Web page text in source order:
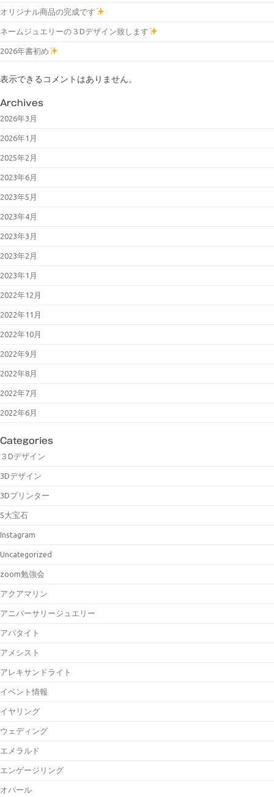
オリジナル商品の完成です
ネームジュエリーの３Dデザイン致します
2026年書初め
表示できるコメントはありません。
Archives
2026年3月
2026年1月
2025年2月
2023年6月
2023年5月
2023年4月
2023年3月
2023年2月
2023年1月
2022年12月
2022年11月
2022年10月
2022年9月
2022年8月
2022年7月
2022年6月
Categories
３Dデザイン
3Dデザイン
3Dプリンター
5大宝石
Instagram
Uncategorized
zoom勉強会
アクアマリン
アニバーサリージュエリー
アパタイト
アメシスト
アレキサンドライト
イベント情報
イヤリング
ウェディング
エメラルド
エンゲージリング
オパール